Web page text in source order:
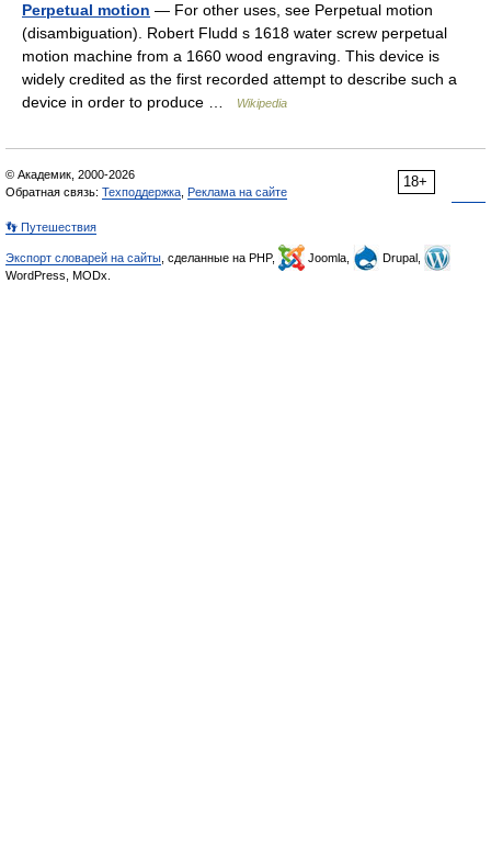
Perpetual motion — For other uses, see Perpetual motion
(disambiguation). Robert Fludd s 1618 water screw perpetual
motion machine from a 1660 wood engraving. This device is
widely credited as the first recorded attempt to describe such a
device in order to produce …
Wikipedia
18+
© Академик, 2000-2026
Обратная связь: Техподдержка Реклама на сайте
👣 Путешествия
Экспорт словарей на сайты , сделанные на PHP, Joomla,
Drupal,
WordPress, MODx.